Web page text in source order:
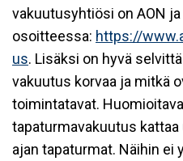
vakuutusyhtiösi on AON
osoitteessa: https://
us. Lisäksi on hyvä
vakuutus korvaa ja mitkä
toimintatavat.
tapaturmavakuutus
ajan tapaturmat. Näihin ei